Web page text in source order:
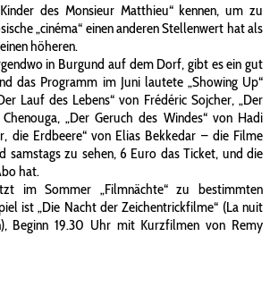
des Monsieur Matthieu“ kennen, um zu
„cinéma“ einen anderen Stellenwert hat als
höheren.
in Burgund auf dem Dorf, gibt es ein gut
das Programm im Juni lautete „Showing Up“
Lauf des Lebens“ von Frédéric Sojcher, „Der
„Der Geruch des Windes“ von Hadi
die Erdbeere“ von Elias Bekkedar – die Filme
samstags zu sehen, 6 Euro das Ticket, und die
hat.
im Sommer „Filmnächte“ zu bestimmten
ist „Die Nacht der Zeichentrickfilme“ (La nuit
Beginn 19.30 Uhr mit Kurzfilmen von Remy